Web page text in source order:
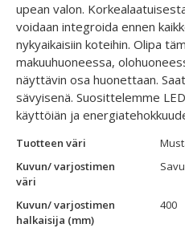
upean valon.
voidaan integroida ennen
nykyaikaisiin koteihin. Olipa
makuuhuoneessa,
näyttävin osa huonettaan.
sävyisenä. Suosittelemme
käyttöiän ja
Tuotteen väri
Kuvun/ varjostimen
väri
Kuvun/ varjostimen
halkaisija (mm)
400